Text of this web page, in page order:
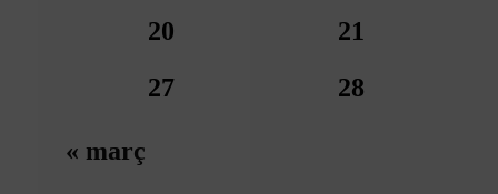
20
21
27
28
« març